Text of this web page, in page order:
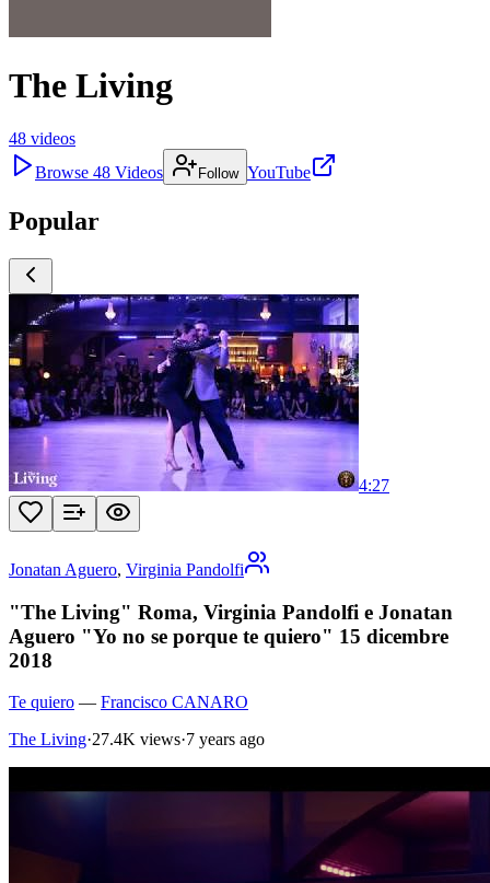
The Living
48 videos
Browse 48 Videos Follow YouTube
Popular
4:27
Jonatan Aguero, Virginia Pandolfi
"The Living" Roma, Virginia Pandolfi e Jonatan
Aguero "Yo no se porque te quiero" 15 dicembre
2018
Te quiero — Francisco CANARO
The Living·27.4K views·7 years ago